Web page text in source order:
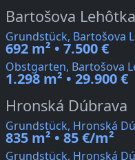
Bartošova Lehôtka
Grundstück, Bartošova
692 m² • 7.500 €
Obstgarten, Bartošova
1.298 m² • 29.900 €
Hronská Dúbrava
Grundstück, Hronská
835 m² • 85 €/m²
Grundstück, Hronská